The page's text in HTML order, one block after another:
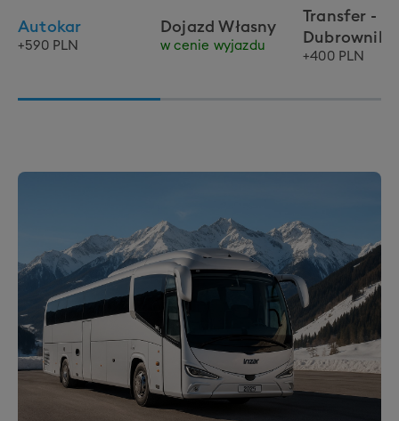
Autokar
+590 PLN
Dojazd Własny
w cenie wyjazdu
Transfer -
Dubrownik
+400 PLN